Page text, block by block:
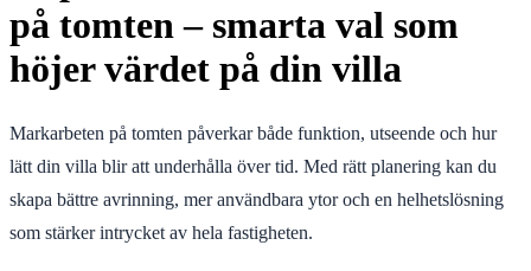
på tomten – smarta val som
höjer värdet på din villa
Markarbeten på tomten påverkar både funktion, utseende och hur
lätt din villa blir att underhålla över tid. Med rätt planering kan du
skapa bättre avrinning, mer användbara ytor och en helhetslösning
som stärker intrycket av hela fastigheten.